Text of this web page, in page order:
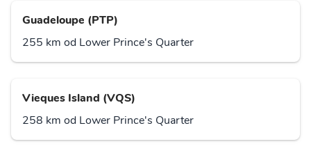
Guadeloupe (PTP)
255 km od Lower Prince's Quarter
Vieques Island (VQS)
258 km od Lower Prince's Quarter